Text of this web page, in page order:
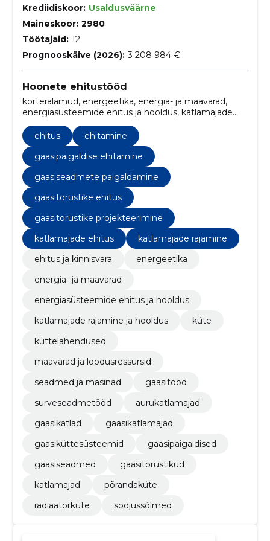
Krediidiskoor: Usaldusväärne
Maineskoor: 2980
Töötajaid: 12
Prognooskäive (2026): 3 208 984 €
Hoonete ehitustööd
korteralamud, energeetika, energia- ja maavarad,
energiasüsteemide ehitus ja hooldus, katlamajade
rajamine ja hooldus, küte, küttelahendused, maavarad
ja loodusressursid, seadmed ja masinad,
Torusüsteemi paigaldamine
ehitus
ehitamine
gaasipaigaldise ehitamine
gaasiseadmete paigaldamine
gaasitorustike ehitus
gaasitorustike projekteerimine
katlamajade ehitus
katlamajade rajamine
ehitus ja kinnisvara
energeetika
energia- ja maavarad
energiasüsteemide ehitus ja hooldus
katlamajade rajamine ja hooldus
küte
küttelahendused
maavarad ja loodusressursid
seadmed ja masinad
gaasitööd
surveseadmetööd
aurukatlamajad
gaasikatlad
gaasikatlamajad
gaasiküttesüsteemid
gaasipaigaldised
gaasiseadmed
gaasitorustikud
katlamajad
põrandaküte
radiaatorküte
soojussõlmed